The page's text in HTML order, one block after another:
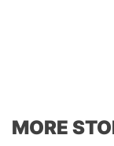
MORE